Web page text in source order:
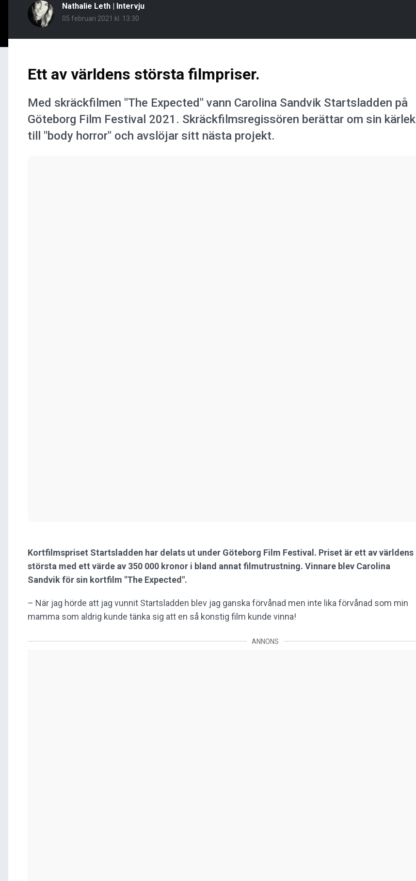
Nathalie Leth | Intervju
05 februari 2021 kl. 13:30
Ett av världens största filmpriser.
Med skräckfilmen "The Expected" vann Carolina Sandvik Startsladden på
Göteborg Film Festival 2021. Skräckfilmsregissören berättar om sin kärlek
till "body horror" och avslöjar sitt nästa projekt.
Kortfilmspriset Startsladden har delats ut under Göteborg Film Festival. Priset är ett av världens
största med ett värde av 350 000 kronor i bland annat filmutrustning. Vinnare blev Carolina
Sandvik för sin kortfilm "The Expected".
– När jag hörde att jag vunnit Startsladden blev jag ganska förvånad men inte lika förvånad som min
mamma som aldrig kunde tänka sig att en så konstig film kunde vinna!
ANNONS